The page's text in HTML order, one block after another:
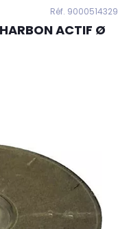
Réf. 9000514329
ACTIF Ø